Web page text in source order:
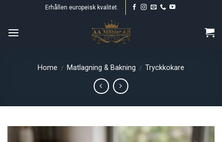
content
Erhållen europeisk kvalitet.
Home / Matlagning & Bakning / Tryckkokare